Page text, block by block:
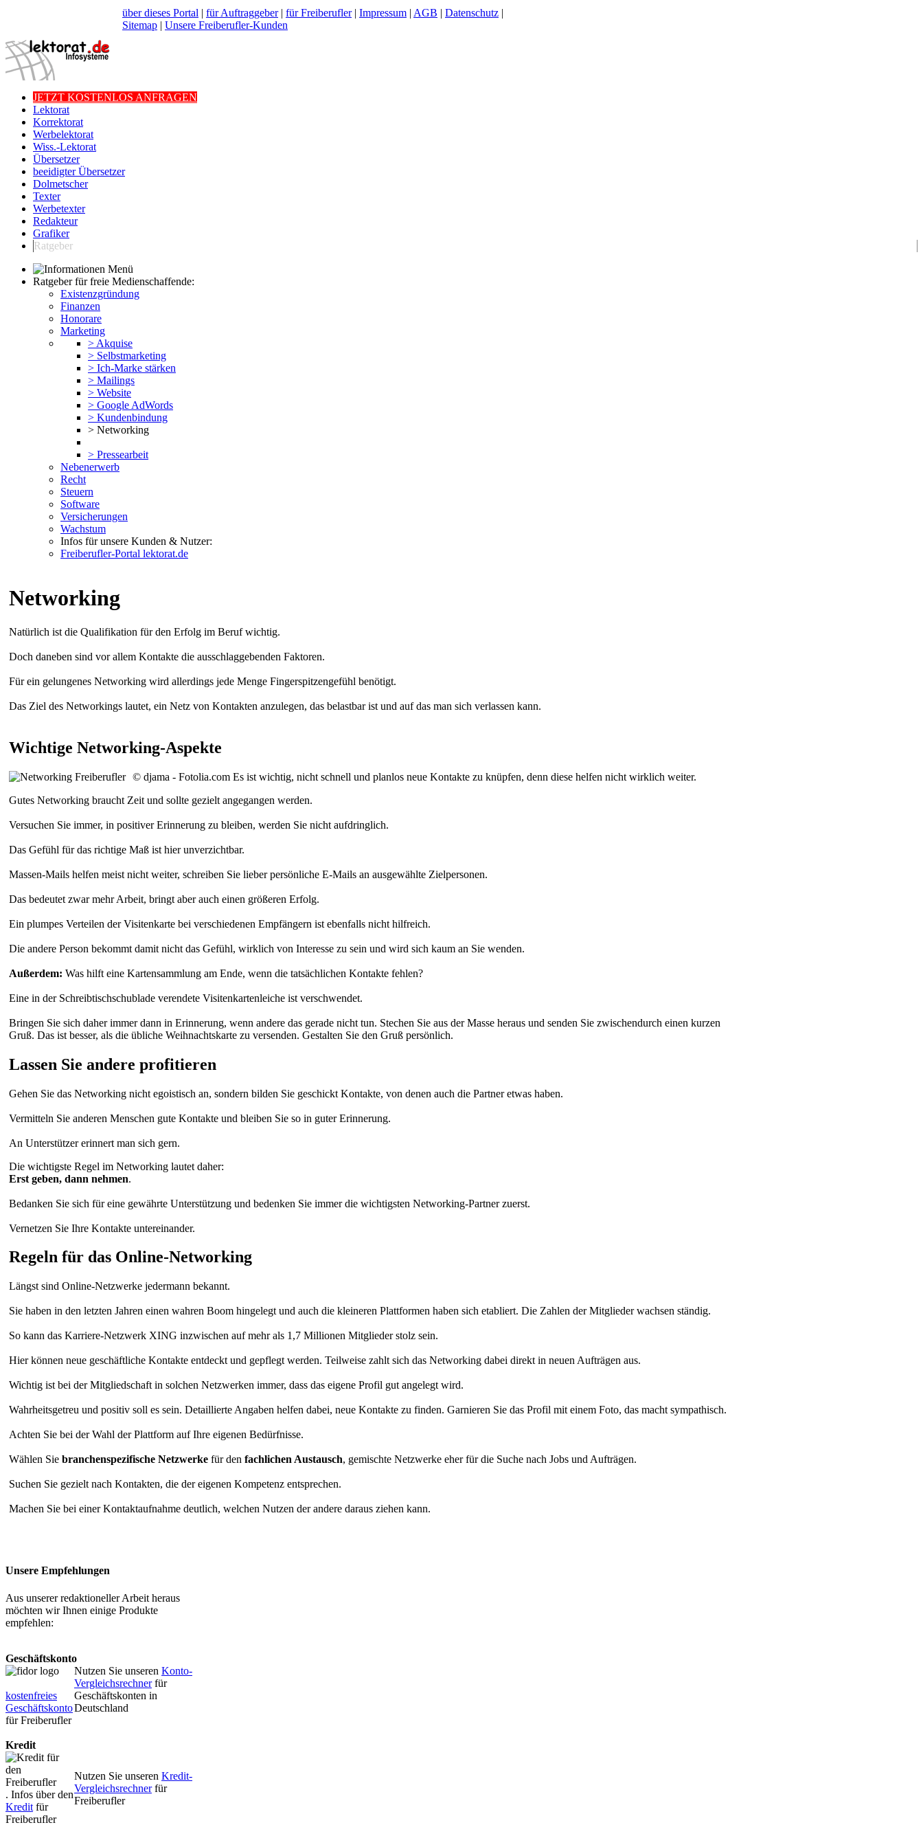
über dieses Portal | für Auftraggeber| für Freiberufler| Impressum | AGB | Datenschutz |
Sitemap | Unsere Freiberufler-Kunden
JETZT KOSTENLOS ANFRAGEN
Lektorat
Korrektorat
Werbelektorat
Wiss.-Lektorat
Übersetzer
beeidigter Übersetzer
Dolmetscher
Texter
Werbetexter
Redakteur
Grafiker
Ratgeber
Ratgeber für freie Medienschaffende:
Existenzgründung
Finanzen
Honorare
Marketing
> Akquise
> Selbstmarketing
> Ich-Marke stärken
> Mailings
> Website
> Google AdWords
> Kundenbindung
> Networking
> Pressearbeit
Nebenerwerb
Recht
Steuern
Software
Versicherungen
Wachstum
Infos für unsere Kunden & Nutzer:
Freiberufler-Portal lektorat.de
Networking
Natürlich ist die Qualifikation für den Erfolg im Beruf wichtig.
Doch daneben sind vor allem Kontakte die ausschlaggebenden Faktoren.
Für ein gelungenes Networking wird allerdings jede Menge Fingerspitzengefühl benötigt.
Das Ziel des Networkings lautet, ein Netz von Kontakten anzulegen, das belastbar ist und auf das man sich verlassen kann.
Wichtige Networking-Aspekte
© djama - Fotolia.com Es ist wichtig, nicht schnell und planlos neue Kontakte zu knüpfen, denn diese helfen nicht wirklich weiter.
Gutes Networking braucht Zeit und sollte gezielt angegangen werden.
Versuchen Sie immer, in positiver Erinnerung zu bleiben, werden Sie nicht aufdringlich.
Das Gefühl für das richtige Maß ist hier unverzichtbar.
Massen-Mails helfen meist nicht weiter, schreiben Sie lieber persönliche E-Mails an ausgewählte Zielpersonen.
Das bedeutet zwar mehr Arbeit, bringt aber auch einen größeren Erfolg.
Ein plumpes Verteilen der Visitenkarte bei verschiedenen Empfängern ist ebenfalls nicht hilfreich.
Die andere Person bekommt damit nicht das Gefühl, wirklich von Interesse zu sein und wird sich kaum an Sie wenden.
Außerdem: Was hilft eine Kartensammlung am Ende, wenn die tatsächlichen Kontakte fehlen?
Eine in der Schreibtischschublade verendete Visitenkartenleiche ist verschwendet.
Bringen Sie sich daher immer dann in Erinnerung, wenn andere das gerade nicht tun. Stechen Sie aus der Masse heraus und senden Sie zwischendurch einen kurzen
Gruß. Das ist besser, als die übliche Weihnachtskarte zu versenden. Gestalten Sie den Gruß persönlich.
Lassen Sie andere profitieren
Gehen Sie das Networking nicht egoistisch an, sondern bilden Sie geschickt Kontakte, von denen auch die Partner etwas haben.
Vermitteln Sie anderen Menschen gute Kontakte und bleiben Sie so in guter Erinnerung.
An Unterstützer erinnert man sich gern.
Die wichtigste Regel im Networking lautet daher:
Erst geben, dann nehmen.
Bedanken Sie sich für eine gewährte Unterstützung und bedenken Sie immer die wichtigsten Networking-Partner zuerst.
Vernetzen Sie Ihre Kontakte untereinander.
Regeln für das Online-Networking
Längst sind Online-Netzwerke jedermann bekannt.
Sie haben in den letzten Jahren einen wahren Boom hingelegt und auch die kleineren Plattformen haben sich etabliert. Die Zahlen der Mitglieder wachsen ständig.
So kann das Karriere-Netzwerk XING inzwischen auf mehr als 1,7 Millionen Mitglieder stolz sein.
Hier können neue geschäftliche Kontakte entdeckt und gepflegt werden. Teilweise zahlt sich das Networking dabei direkt in neuen Aufträgen aus.
Wichtig ist bei der Mitgliedschaft in solchen Netzwerken immer, dass das eigene Profil gut angelegt wird.
Wahrheitsgetreu und positiv soll es sein. Detaillierte Angaben helfen dabei, neue Kontakte zu finden. Garnieren Sie das Profil mit einem Foto, das macht sympathisch.
Achten Sie bei der Wahl der Plattform auf Ihre eigenen Bedürfnisse.
Wählen Sie branchenspezifische Netzwerke für den fachlichen Austausch, gemischte Netzwerke eher für die Suche nach Jobs und Aufträgen.
Suchen Sie gezielt nach Kontakten, die der eigenen Kompetenz entsprechen.
Machen Sie bei einer Kontaktaufnahme deutlich, welchen Nutzen der andere daraus ziehen kann.
Unsere Empfehlungen
Aus unserer redaktioneller Arbeit heraus
möchten wir Ihnen einige Produkte
empfehlen:
Geschäftskonto
kostenfreies
Geschäftskonto
für Freiberufler
Nutzen Sie unseren Konto-
Vergleichsrechnerfür
Geschäftskonten in
Deutschland
Kredit
. Infos über den
Kredit für
Freiberufler
Nutzen Sie unseren Kredit-
Vergleichsrechnerfür
Freiberufler